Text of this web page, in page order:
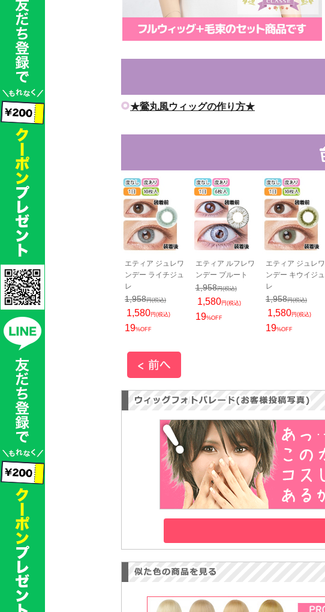
★鶯丸風ウィッグの作り方★
とスマホス
プ 黒
(税込)
エティア ジュレワ
ンデー ライチジュ
レ
1,958円(税込)
1,580円(税込)
19%OFF
エティア ルフレワ
ンデー プルート
1,958円(税込)
1,580円(税込)
19%OFF
エティア ジュレワ
ンデー キウイジュ
レ
1,958円(税込)
1,580円(税込)
19%OFF